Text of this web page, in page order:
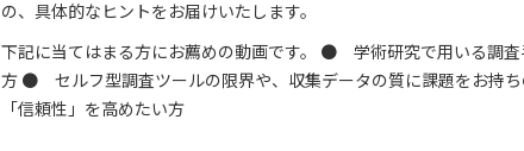
の、具体的なヒントをお届けいたします。
下記に当てはまる方にお薦めの動画です。 ● 学術研究で用いる調
方 ● セルフ型調査ツールの限界や、収集データの質に課題をお持
「信頼性」を高めたい方